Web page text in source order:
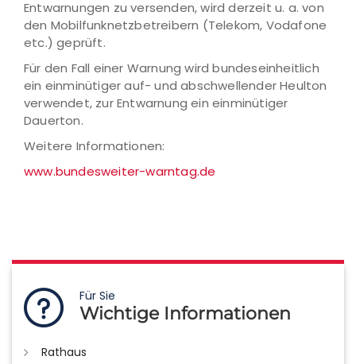
Entwarnungen zu versenden, wird derzeit u. a. von
den Mobilfunknetzbetreibern (Telekom, Vodafone
etc.) geprüft.
Für den Fall einer Warnung wird bundeseinheitlich
ein einminütiger auf- und abschwellender Heulton
verwendet, zur Entwarnung ein einminütiger
Dauerton.
Weitere Informationen:
www.bundesweiter-warntag.de
Für Sie
Wichtige Informationen
Rathaus